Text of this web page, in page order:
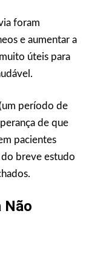
foram
e aumentar a
úteis para
período de
de que
pacientes
breve estudo
Não